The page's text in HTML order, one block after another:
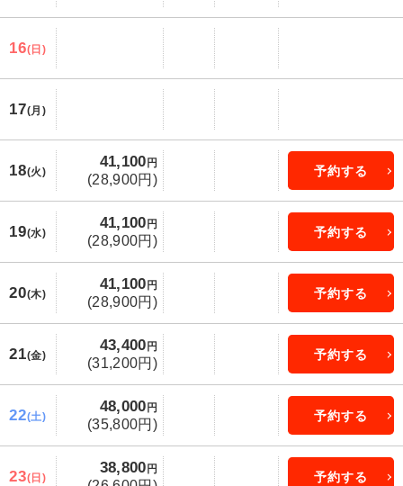
16(日)
17(月)
18(火)
41,100 円
(28,900円)
予約する
19(水)
41,100 円
(28,900円)
予約する
20(木)
41,100 円
(28,900円)
予約する
21(金)
43,400 円
(31,200円)
予約する
22(土)
48,000 円
(35,800円)
予約する
23(日)
38,800 円
予約する